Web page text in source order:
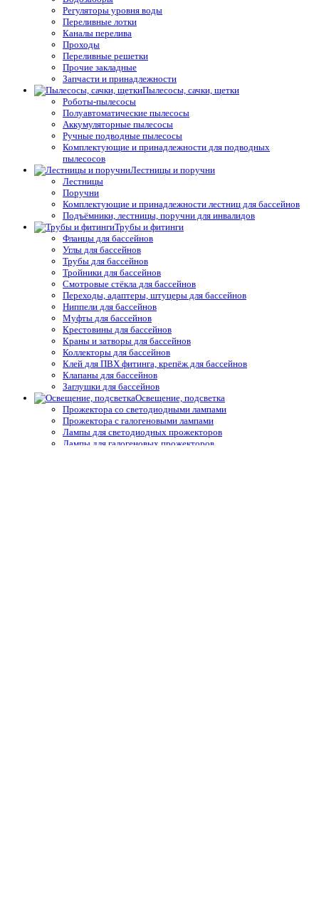
Регуляторы уровня воды
Переливные лотки
Каналы перелива
Проходы
Переливные решетки
Прочие закладные
Запчасти и принадлежности
Пылесосы, сачки, щетки
Роботы-пылесосы
Полуавтоматические пылесосы
Аккумуляторные пылесосы
Ручные подводные пылесосы
Комплектующие и принадлежности для подводных
пылесосов
Лестницы и поручни
Лестницы
Поручни
Комплектующие и принадлежности лестниц для бассейнов
Подъёмники, лестницы, поручни для инвалидов
Трубы и фитинги
Фланцы для бассейнов
Углы для бассейнов
Трубы для бассейнов
Тройники для бассейнов
Смотровые стёкла для бассейнов
Переходы, адаптеры, штуцеры для бассейнов
Ниппели для бассейнов
Муфты для бассейнов
Крестовины для бассейнов
Краны и затворы для бассейнов
Коллекторы для бассейнов
Клей для ПВХ фитинга, крепёж для бассейнов
Клапаны для бассейнов
Заглушки для бассейнов
Освещение, подсветка
Прожектора со светодиодными лампами
Прожектора с галогеновыми лампами
Лампы для светодиодных прожекторов
Лампы для галогеновых прожекторов